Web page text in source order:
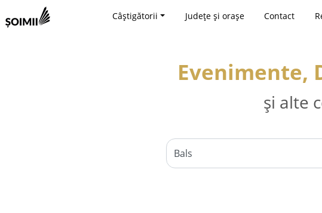
Câștigătorii Județe și orașe Contact
Evenimente,
și alte